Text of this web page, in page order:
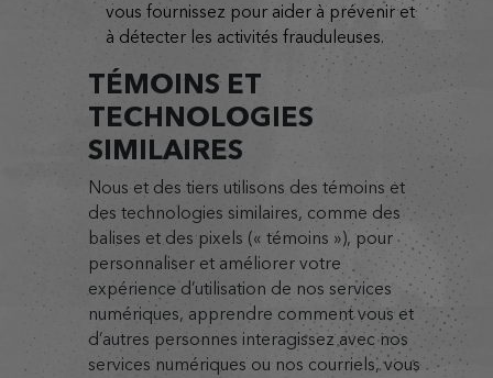
vous fournissez pour aider à prévenir et
à détecter les activités frauduleuses.
TÉMOINS ET
TECHNOLOGIES
SIMILAIRES
Nous et des tiers utilisons des témoins et
des technologies similaires, comme des
balises et des pixels (« témoins »), pour
personnaliser et améliorer votre
expérience d’utilisation de nos services
numériques, apprendre comment vous et
d’autres personnes interagissez avec nos
services numériques ou nos courriels, vous